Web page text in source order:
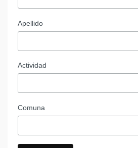
Apellido
Actividad
Comuna